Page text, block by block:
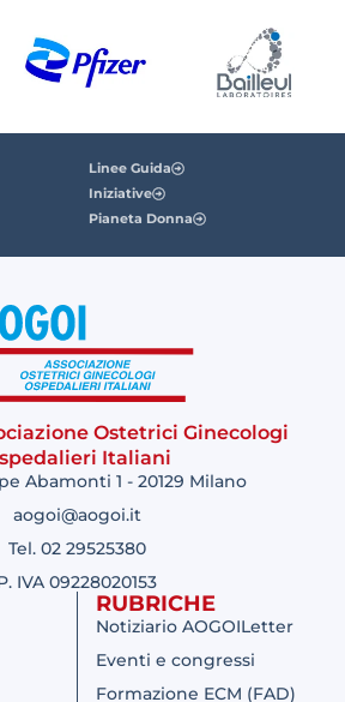
Linee Guida
Iniziative
Pianeta Donna
Ostetrici Ginecologi
Italiani
Abamonti 1 - 20129 Milano
aogoi@aogoi.it
Tel. 02 29525380
IVA 09228020153
RUBRICHE
Notiziario AOGOILetter
Eventi e congressi
Formazione ECM (FAD)